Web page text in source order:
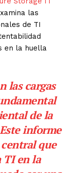
las
de TI
en la huella
las cargas
de la
informe
que
TI en la